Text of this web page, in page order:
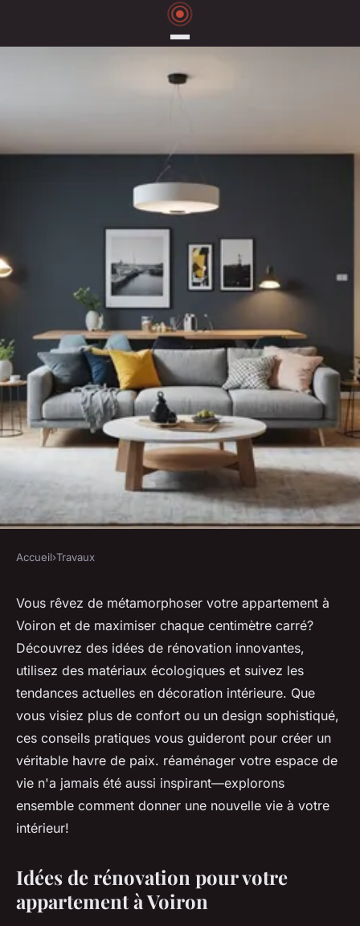
Rénovation appartement
voiron : transformez votre
espace de vie
Tom•16 août 2024•4 min de lecture
Accueil›Travaux
Vous rêvez de métamorphoser votre appartement à
Voiron et de maximiser chaque centimètre carré?
Découvrez des idées de rénovation innovantes,
utilisez des matériaux écologiques et suivez les
tendances actuelles en décoration intérieure. Que
vous visiez plus de confort ou un design sophistiqué,
ces conseils pratiques vous guideront pour créer un
véritable havre de paix. réaménager votre espace de
vie n'a jamais été aussi inspirant—explorons
ensemble comment donner une nouvelle vie à votre
intérieur!
Idées de rénovation pour votre
appartement à Voiron